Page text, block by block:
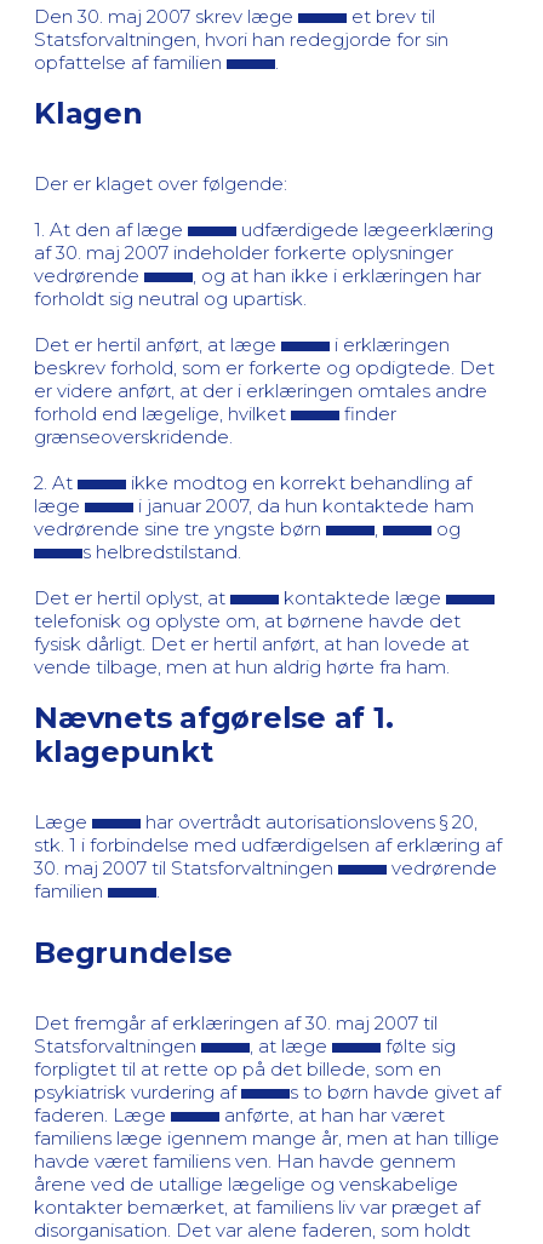
Den 30. maj 2007 skrev læge
et brev til
Statsforvaltningen, hvori han redegjorde for sin
opfattelse af familien
Klagen
Der er klaget over følgende:
1. At den af læge
udfærdigede lægeerklæring
af 30. maj 2007 indeholder forkerte oplysninger
vedrørende
, og at han ikke i erklæringen har
forholdt sig neutral og upartisk.
Det er hertil anført, at læge
i erklæringen
beskrev forhold, som er forkerte og opdigtede. Det
er videre anført, at der i erklæringen omtales andre
forhold end lægelige, hvilket
finder
grænseoverskridende.
2. At
ikke modtog en korrekt behandling af
læge
i januar 2007, da hun kontaktede ham
vedrørende sine tre yngste børn
og
s helbredstilstand.
Det er hertil oplyst, at
kontaktede læge
telefonisk og oplyste om, at børnene havde det
fysisk dårligt. Det er hertil anført, at han lovede at
vende tilbage, men at hun aldrig hørte fra ham.
Nævnets afgørelse af 1.
klagepunkt
Læge
har overtrådt autorisationslovens § 20,
stk. 1 i forbindelse med udfærdigelsen af erklæring af
30. maj 2007 til Statsforvaltningen
vedrørende
familien
Begrundelse
Det fremgår af erklæringen af 30. maj 2007 til
Statsforvaltningen
, at læge
følte sig
forpligtet til at rette op på det billede, som en
psykiatrisk vurdering af
s to børn havde givet af
faderen. Læge
anførte, at han har været
familiens læge igennem mange år, men at han tillige
havde været familiens ven. Han havde gennem
årene ved de utallige lægelige og venskabelige
kontakter bemærket, at familiens liv var præget af
disorganisation. Det var alene faderen, som holdt